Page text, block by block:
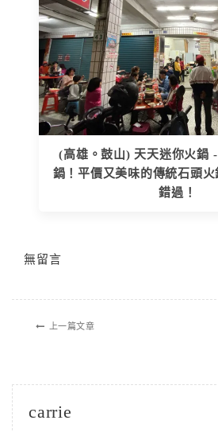
(高雄。鼓山) 天天迷你火鍋
鍋！平價又美味的傳統石頭火
錯過！
無留言
上一篇文章
carrie